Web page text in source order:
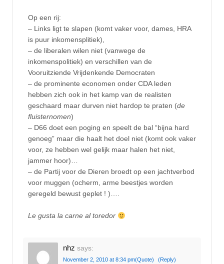
Op een rij:
– Links ligt te slapen (komt vaker voor, dames, HRA
is puur inkomensplitiek),
– de liberalen wilen niet (vanwege de
inkomenspolitiek) en verschillen van de
Vooruitziende Vrijdenkende Democraten
– de prominente economen onder CDA leden
hebben zich ook in het kamp van de realisten
geschaard maar durven niet hardop te praten (de
fluisternomen)
– D66 doet een poging en speelt de bal “bijna hard
genoeg” maar die haalt het doel niet (komt ook vaker
voor, ze hebben wel gelijk maar halen het niet,
jammer hoor)…
– de Partij voor de Dieren broedt op een jachtverbod
voor muggen (ocherm, arme beestjes worden
geregeld bewust geplet ! )….
Le gusta la carne al toredor
nhz says:
November 2, 2010 at 8:34 pm(Quote) (Reply)